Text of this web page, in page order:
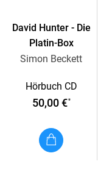
David Hunter - Die
Platin-Box
Simon Beckett
Hörbuch CD
50,00 €*